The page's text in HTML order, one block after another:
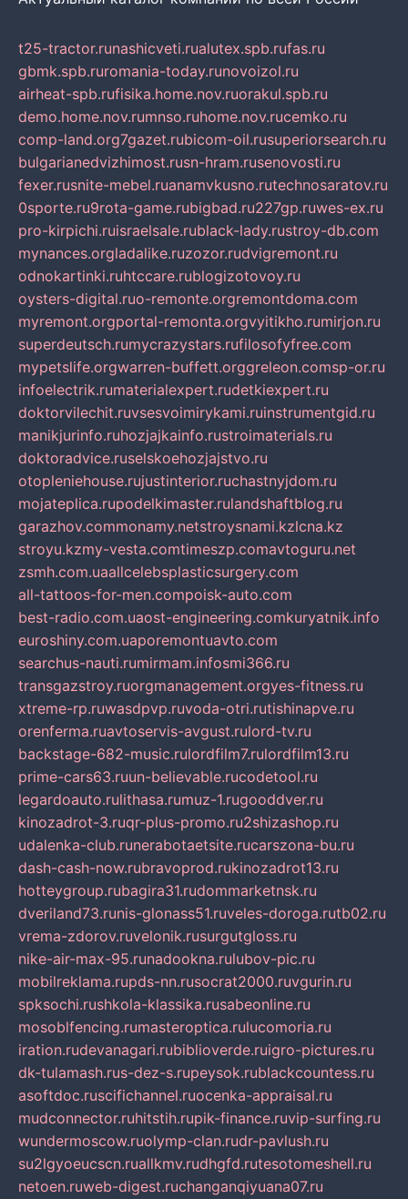
t25-tractor.runashicveti.rualutex.spb.rufas.ru
gbmk.spb.ruromania-today.runovoizol.ru
airheat-spb.rufisika.home.nov.ruorakul.spb.ru
demo.home.nov.rumnso.ruhome.nov.rucemko.ru
comp-land.org7gazet.rubicom-oil.rusuperiorsearch.ru
bulgarianedvizhimost.rusn-hram.rusenovosti.ru
fexer.rusnite-mebel.ruanamvkusno.rutechnosaratov.ru
0sporte.ru9rota-game.rubigbad.ru227gp.ruwes-ex.ru
pro-kirpichi.ruisraelsale.rublack-lady.rustroy-db.com
mynances.orgladalike.ruzozor.rudvigremont.ru
odnokartinki.ruhtccare.rublogizotovoy.ru
oysters-digital.ruo-remonte.orgremontdoma.com
myremont.orgportal-remonta.orgvyitikho.rumirjon.ru
superdeutsch.rumycrazystars.rufilosofyfree.com
mypetslife.orgwarren-buffett.orggreleon.comsp-or.ru
infoelectrik.rumaterialexpert.rudetkiexpert.ru
doktorvilechit.ruvsesvoimirykami.ruinstrumentgid.ru
manikjurinfo.ruhozjajkainfo.rustroimaterials.ru
doktoradvice.ruselskoehozjajstvo.ru
otopleniehouse.rujustinterior.ruchastnyjdom.ru
mojateplica.rupodelkimaster.rulandshaftblog.ru
garazhov.commonamy.netstroysnami.kzlcna.kz
stroyu.kzmy-vesta.comtimeszp.comavtoguru.net
zsmh.com.uaallcelebsplasticsurgery.com
all-tattoos-for-men.compoisk-auto.com
best-radio.com.uaost-engineering.comkuryatnik.info
euroshiny.com.uaporemontuavto.com
searchus-nauti.rumirmam.infosmi366.ru
transgazstroy.ruorgmanagement.orgyes-fitness.ru
xtreme-rp.ruwasdpvp.ruvoda-otri.rutishinapve.ru
orenferma.ruavtoservis-avgust.rulord-tv.ru
backstage-682-music.rulordfilm7.rulordfilm13.ru
prime-cars63.ruun-believable.rucodetool.ru
legardoauto.rulithasa.rumuz-1.rugooddver.ru
kinozadrot-3.ruqr-plus-promo.ru2shizashop.ru
udalenka-club.runerabotaetsite.rucarszona-bu.ru
dash-cash-now.rubravoprod.rukinozadrot13.ru
hotteygroup.rubagira31.rudommarketnsk.ru
dveriland73.runis-glonass51.ruveles-doroga.rutb02.ru
vrema-zdorov.ruvelonik.rusurgutgloss.ru
nike-air-max-95.runadookna.rulubov-pic.ru
mobilreklama.rupds-nn.rusocrat2000.ruvgurin.ru
spksochi.rushkola-klassika.rusabeonline.ru
mosoblfencing.rumasteroptica.rulucomoria.ru
iration.rudevanagari.rubiblioverde.ruigro-pictures.ru
dk-tulamash.rus-dez-s.rupeysok.rublackcountess.ru
asoftdoc.ruscifichannel.ruocenka-appraisal.ru
mudconnector.ruhitstih.rupik-finance.ruvip-surfing.ru
wundermoscow.ruolymp-clan.rudr-pavlush.ru
su2lgyoeucscn.ruallkmv.rudhgfd.rutesotomeshell.ru
netoen.ruweb-digest.ruchanganqiyuana07.ru